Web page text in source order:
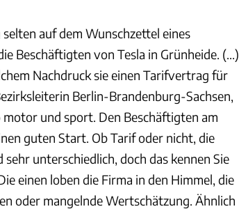
auf dem Wunschzettel eines
Beschäftigten von Tesla in Grünheide. (...)
Nachdruck sie einen Tarifvertrag für
Berlin-Brandenburg-Sachsen,
und sport. Den Beschäftigten am
guten Start. Ob Tarif oder nicht, die
unterschiedlich, doch das kennen Sie
einen loben die Firma in den Himmel, die
oder mangelnde Wertschätzung. Ähnlich